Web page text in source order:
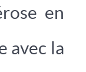
en
avec la